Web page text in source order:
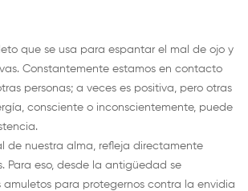
que se usa para espantar el mal de ojo y
Constantemente estamos en contacto
personas; a veces es positiva, pero otras
consciente o inconscientemente, puede
de nuestra alma, refleja directamente
Para eso, desde la antigüedad se
amuletos para protegernos contra la envidia